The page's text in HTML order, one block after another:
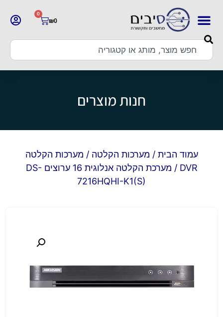
₪0
0
חנות מוצרים
עמוד הבית / מערכות הקלטה / מערכות הקלטה
DVR
/ מערכת הקלטה אנלוגית 16 ערוצים DS-
7216HQHI-K1(S)